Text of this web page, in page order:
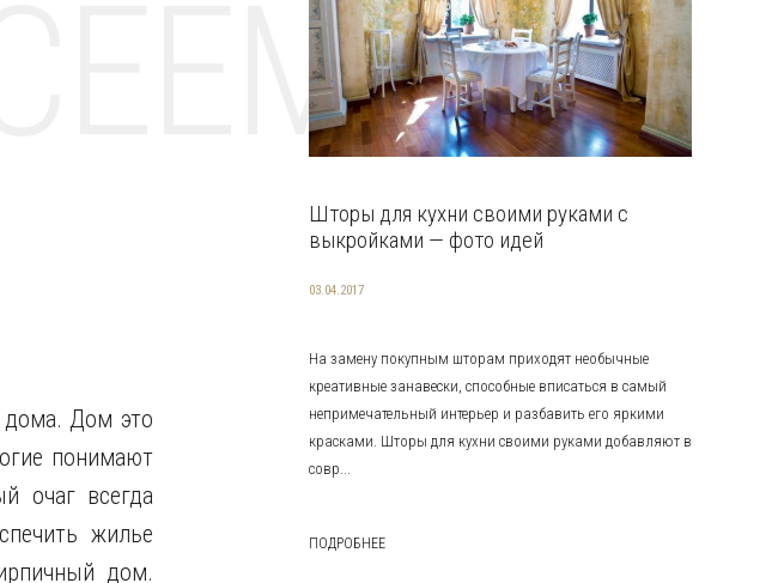
дома. Дом это
понимают
очаг всегда
жилье
дом.
Шторы для кухни своими руками с
выкройками — фото идей
03.04.2017
На замену покупным шторам приходят необычные
креативные занавески, способные вписаться в самый
непримечательный интерьер и разбавить его яркими
красками. Шторы для кухни своими руками добавляют в
совр...
ПОДРОБНЕЕ